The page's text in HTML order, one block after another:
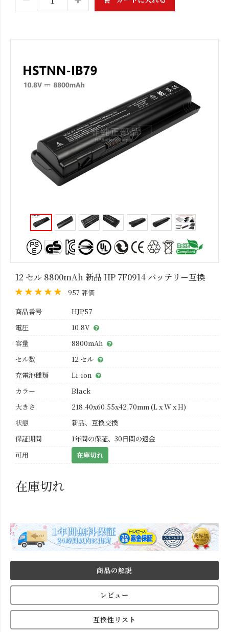
12 セル 8800mAh 新品 HP 7F0914 バッテリー互換
957 評価
商品番号
HJP57
電圧
10.8V
容量
8800mAh
セル数
12 セル
充電池種類
Li-ion
カラー
Black
大きさ
218.40x60.55x42.70mm (L x W x H)
状態
新品、互換交換
保証期間
1年間の保証、30日間の返金
可用
在庫切れ
在庫切れ
商品の解説
レビュー
互換性リスト